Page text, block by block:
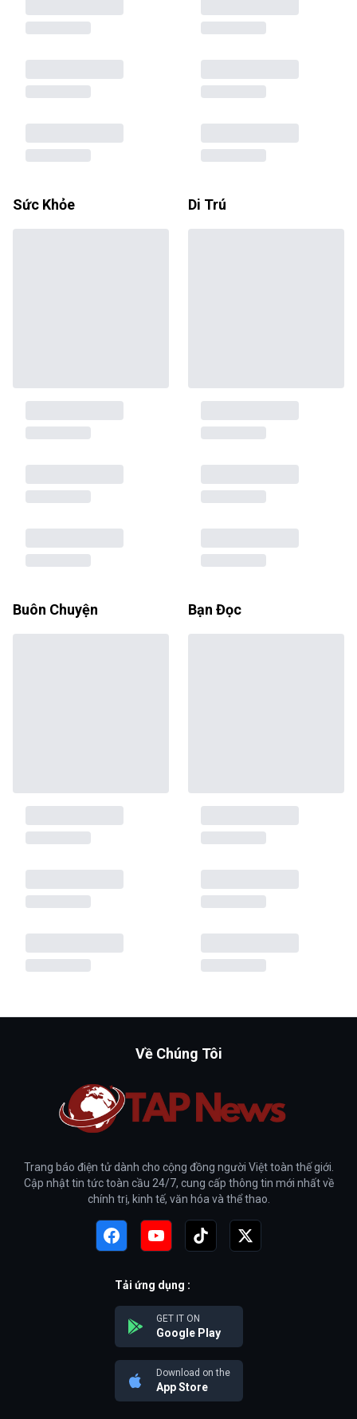
Sức Khỏe Di Trú
Buôn Chuyện Bạn Đọc
Về Chúng Tôi
Trang báo điện tử dành cho cộng đồng người Việt toàn thế giới.
Cập nhật tin tức toàn cầu 24/7, cung cấp thông tin mới nhất về
chính trị, kinh tế, văn hóa và thể thao.
Tải ứng dụng :
GET IT ON
Google Play
Download on the
App Store